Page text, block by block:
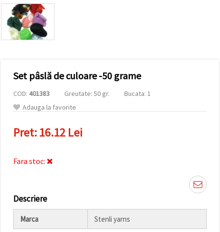
afișa
conținut și
reclame
mai
relevante,
analiză și
marketing.
Puteți fi de
utilizați
urile făcând
toate!" Sau
să vă
selectând
un tip de
cookie -uri
făcând clic
Set pâslă de culoare -50 grame
COD: 401383 Greutate: 50 gr.
Bucata: 1
Adauga la favorite
Pret:16.12 Lei
Fara stoc:
Descriere
Marca Stenli yarns